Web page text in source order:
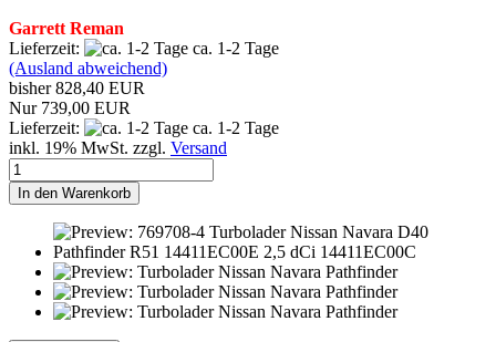
Garrett Reman
Lieferzeit:
ca. 1-2 Tage
(Ausland abweichend)
bisher 828,40 EUR
Nur 739,00 EUR
Lieferzeit:
ca. 1-2 Tage
inkl. 19% MwSt. zzgl. Versand
In den Warenkorb